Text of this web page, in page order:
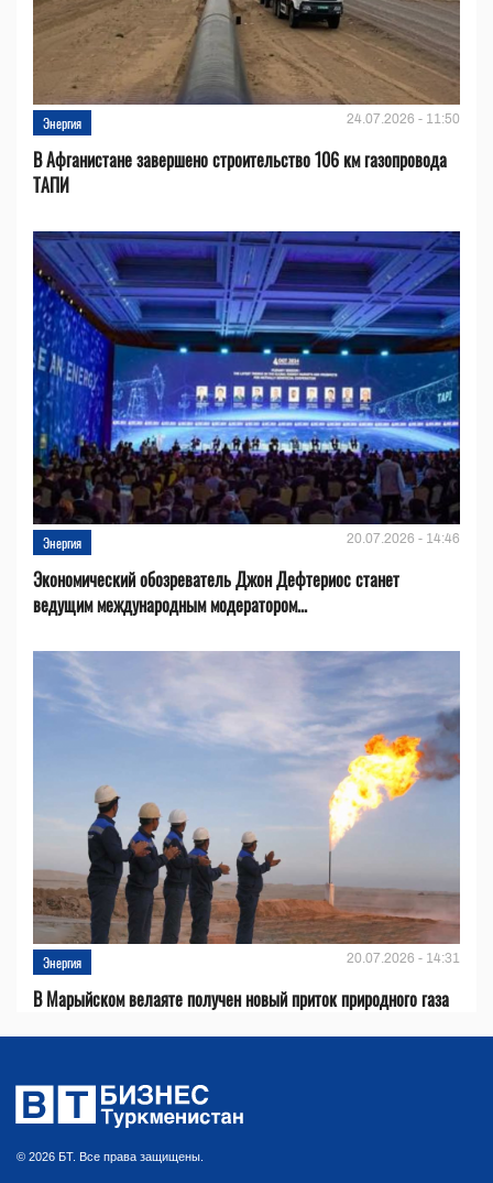
Энергия 24.07.2026 - 11:50
В Афганистане завершено строительство 106 км газопровода
ТАПИ
Энергия 20.07.2026 - 14:46
Экономический обозреватель Джон Дефтериос станет
ведущим международным модератором...
Энергия 20.07.2026 - 14:31
В Марыйском велаяте получен новый приток природного газа
© 2026 БТ. Все права защищены.